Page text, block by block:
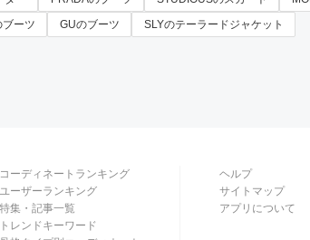
ーツ GUのブーツ SLYのテーラードジャケット
コーディネートランキング
ユーザーランキング
特集・記事一覧
トレンドキーワード
ヘルプ
サイトマップ
アプリについて